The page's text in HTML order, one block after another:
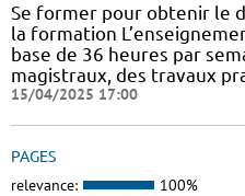
Se former pour obtenir le
la formation
base de 36 heures par
magistraux, des travaux
15/04/2025 17:00
PAGES
relevance: 100%